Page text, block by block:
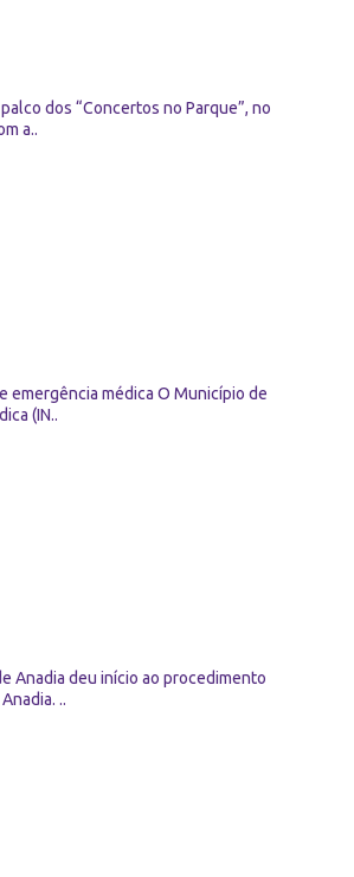
dos “Concertos no Parque”, no
a..
emergência médica O Município de
(IN..
Anadia deu início ao procedimento
..